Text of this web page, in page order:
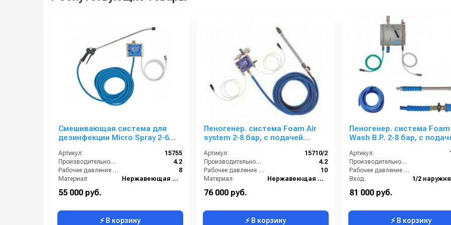
Смешивающая система для
дезинфекции Micro Spray 2-6
ср-во с аксесс.
Артикул:
15755
Производительность (л/мин):
4.2
Рабочее давление (бар):
8
Материал:
Нержавеющая сталь
55 000 руб.
⚡ В корзину
Пеногенер. система Foam Air
system 2-8 бар, с подачей
Артикул:
15710/2
Производительность (л/мин):
4.2
Рабочее давление (бар):
10
Материал:
Нержавеющая сталь
76 000 руб.
⚡ В корзину
Пеногенер. система Foam &
Wash B.Р. 2-8 бар, с
аксесс.
Артикул:
Производительность (л/мин):
Рабочее давление (бар):
Вход:
81 000 руб.
⚡ В корзину